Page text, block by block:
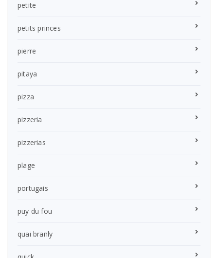
petite
petits princes
pierre
pitaya
pizza
pizzeria
pizzerias
plage
portugais
puy du fou
quai branly